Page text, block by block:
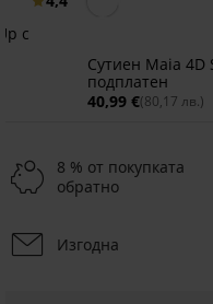
с
Сутиен Maia 4D
подплатен
40,99 €(80,17 лв.)
8 % от покупката
обратно
Изгодна